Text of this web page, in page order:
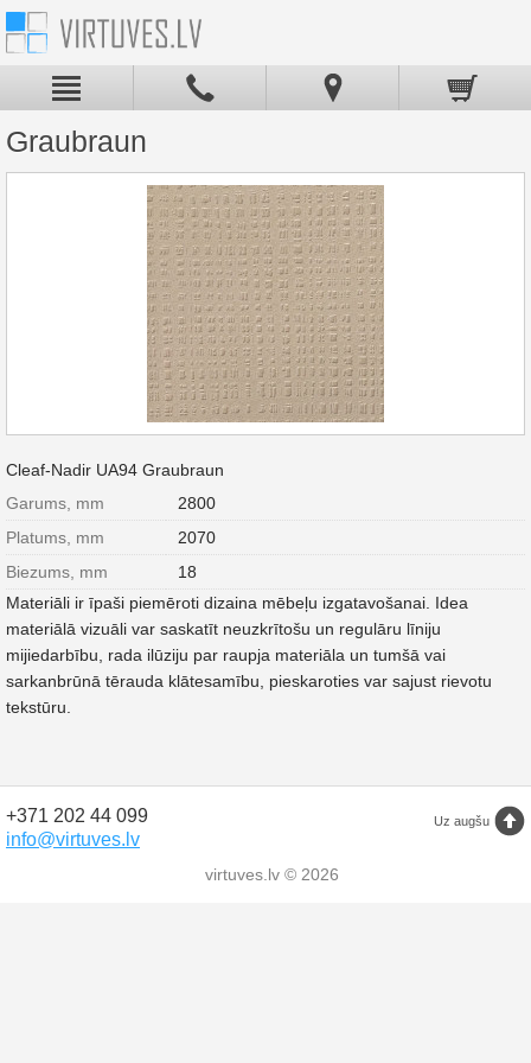
Graubraun
Cleaf-Nadir UA94 Graubraun
Garums, mm
2800
Platums, mm
2070
Biezums, mm
18
Materiāli ir īpaši piemēroti dizaina mēbeļu izgatavošanai. Idea
materiālā vizuāli var saskatīt neuzkrītošu un regulāru līniju
mijiedarbību, rada ilūziju par raupja materiāla un tumšā vai
sarkanbrūnā tērauda klātesamību, pieskaroties var sajust rievotu
tekstūru.
Uz augšu
+371 202 44 099
info@virtuves.lv
virtuves.lv © 2026